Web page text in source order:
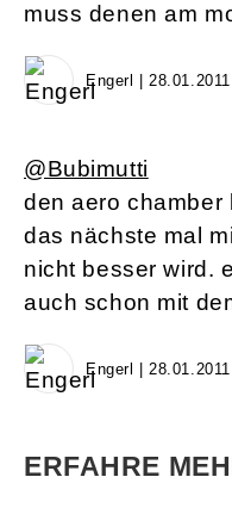
muss denen am
Engerl | 28.01.2011
@Bubimutti
den aero chamber
das nächste mal
nicht besser wird.
auch schon mit
Engerl | 28.01.2011
ERFAHRE